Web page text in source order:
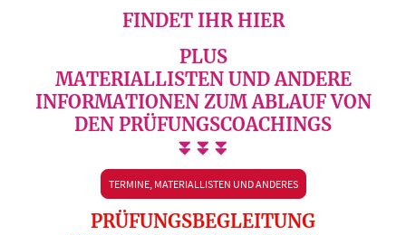
FINDET IHR HIER
PLUS
MATERIALLISTEN UND ANDERE
INFORMATIONEN ZUM ABLAUF VON
DEN PRÜFUNGSCOACHINGS
⏬⏬⏬
TERMINE, MATERIALLISTEN UND ANDERES
PRÜFUNGSBEGLEITUNG